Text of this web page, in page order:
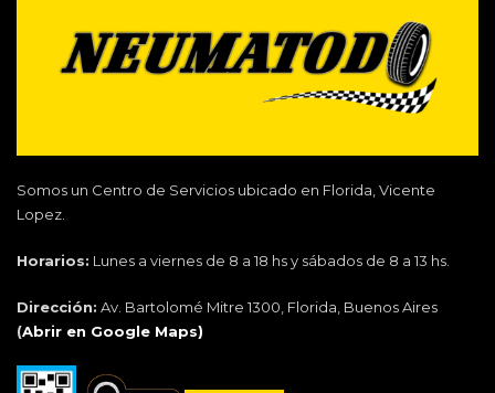
Somos un Centro de Servicios ubicado en Florida, Vicente
Lopez.
Horarios: Lunes a viernes de 8 a 18 hs y sábados de 8 a 13 hs.
Dirección: Av. Bartolomé Mitre 1300, Florida, Buenos Aires
(Abrir en Google Maps)